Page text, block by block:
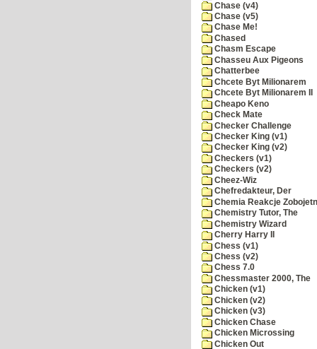
Chase (v4)
Chase (v5)
Chase Me!
Chased
Chasm Escape
Chasseu Aux Pigeons
Chatterbee
Chcete Byt Milionarem
Chcete Byt Milionarem II
Cheapo Keno
Check Mate
Checker Challenge
Checker King (v1)
Checker King (v2)
Checkers (v1)
Checkers (v2)
Cheez-Wiz
Chefredakteur, Der
Chemia Reakcje
Chemistry Tutor, The
Chemistry Wizard
Cherry Harry II
Chess (v1)
Chess (v2)
Chess 7.0
Chessmaster 2000, The
Chicken (v1)
Chicken (v2)
Chicken (v3)
Chicken Chase
Chicken Microssing
Chicken Out